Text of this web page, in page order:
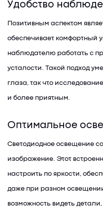
Удобство
Позитивным аспектом
обеспечивает комфортный
наблюдателю работать с
усталости. Такой подход
глаза, так что
и более приятным.
Оптимальное
Светодиодное освещение
изображение. Этот
настроить по яркости,
даже при разном
возможность видеть